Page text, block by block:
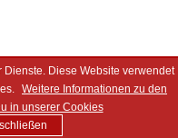
Diese Website verwendet
Weitere Informationen zu den
in unserer Cookies